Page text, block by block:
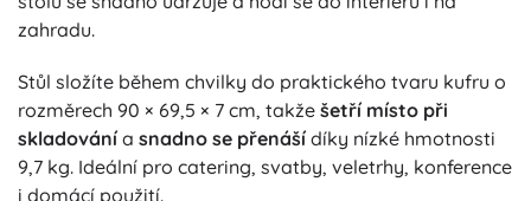
zahradu.
Stůl složíte během chvilky do praktického tvaru kufru o
rozměrech 90 × 69,5 × 7 cm, takže šetří místo při
skladování a snadno se přenáší díky nízké hmotnosti
9,7 kg. Ideální pro catering, svatby, veletrhy, konference
i domácí použití.